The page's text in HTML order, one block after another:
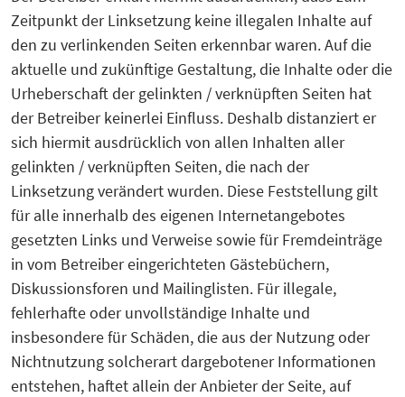
Zeitpunkt der Linksetzung keine illegalen Inhalte auf
den zu verlinkenden Seiten erkennbar waren. Auf die
aktuelle und zukünftige Gestaltung, die Inhalte oder die
Urheberschaft der gelinkten / verknüpften Seiten hat
der Betreiber keinerlei Einfluss. Deshalb distanziert er
sich hiermit ausdrücklich von allen Inhalten aller
gelinkten / verknüpften Seiten, die nach der
Linksetzung verändert wurden. Diese Feststellung gilt
für alle innerhalb des eigenen Internetangebotes
gesetzten Links und Verweise sowie für Fremdeinträge
in vom Betreiber eingerichteten Gästebüchern,
Diskussionsforen und Mailinglisten. Für illegale,
fehlerhafte oder unvollständige Inhalte und
insbesondere für Schäden, die aus der Nutzung oder
Nichtnutzung solcherart dargebotener Informationen
entstehen, haftet allein der Anbieter der Seite, auf